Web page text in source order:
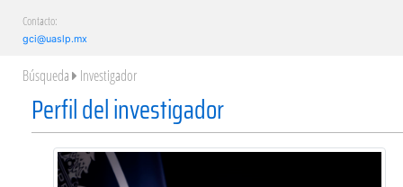
Contacto:
gci@uaslp.mx
Búsqueda Investigador
Perfil del investigador